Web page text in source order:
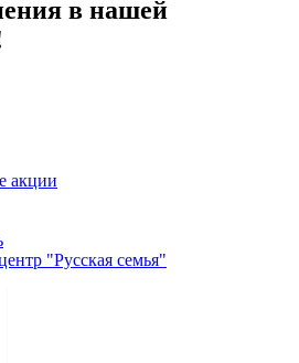
в нашей
акции
"Русская семья"